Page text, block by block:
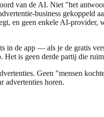
van de AI. Niet "het
business gekoppeld
en geen enkele AI-
de app — als je de gratis
is geen derde partij die
Geen "mensen
advertenties horen.